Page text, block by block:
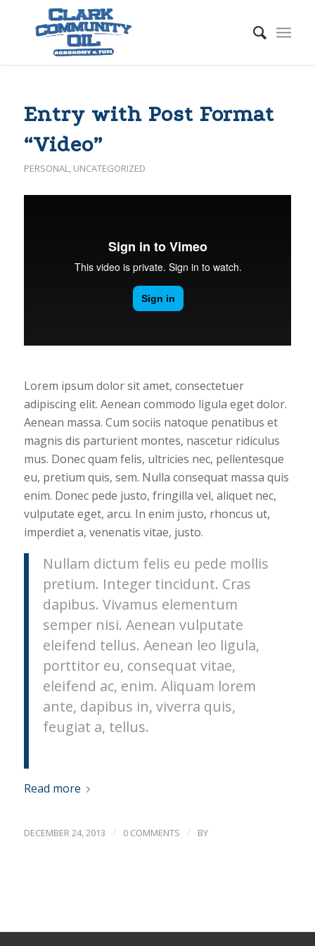
Entry with Post Format
“Video”
PERSONAL, UNCATEGORIZED
Lorem ipsum dolor sit amet, consectetuer
adipiscing elit. Aenean commodo ligula eget dolor.
Aenean massa. Cum sociis natoque penatibus et
magnis dis parturient montes, nascetur ridiculus
mus. Donec quam felis, ultricies nec, pellentesque
eu, pretium quis, sem. Nulla consequat massa quis
enim. Donec pede justo, fringilla vel, aliquet nec,
vulputate eget, arcu. In enim justo, rhoncus ut,
imperdiet a, venenatis vitae, justo.
Nullam dictum felis eu pede mollis
pretium. Integer tincidunt. Cras
dapibus. Vivamus elementum
semper nisi. Aenean vulputate
eleifend tellus. Aenean leo ligula,
porttitor eu, consequat vitae,
eleifend ac, enim. Aliquam lorem
ante, dapibus in, viverra quis,
feugiat a, tellus.
Read more
DECEMBER 24, 2013 / 0 COMMENTS / BY